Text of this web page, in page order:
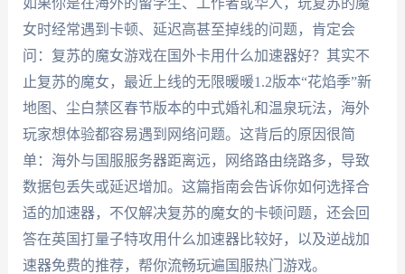
如果你是在海外的留学生、工作者或华人，玩复苏的魔
女时经常遇到卡顿、延迟高甚至掉线的问题，肯定会
问：复苏的魔女游戏在国外卡用什么加速器好？其实不
止复苏的魔女，最近上线的无限暖暖1.2版本“花焰季”新
地图、尘白禁区春节版本的中式婚礼和温泉玩法，海外
玩家想体验都容易遇到网络问题。这背后的原因很简
单：海外与国服服务器距离远，网络路由绕路多，导致
数据包丢失或延迟增加。这篇指南会告诉你如何选择合
适的加速器，不仅解决复苏的魔女的卡顿问题，还会回
答在英国打量子特攻用什么加速器比较好，以及逆战加
速器免费的推荐，帮你流畅玩遍国服热门游戏。